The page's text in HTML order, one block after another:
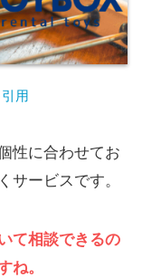
用
性に合わせてお
サービスです。
て相談できるの
ね。